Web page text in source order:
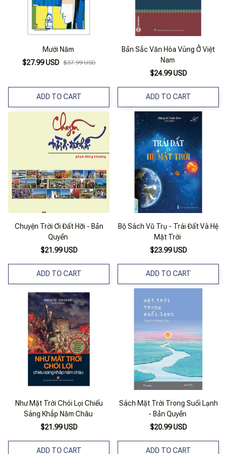
Mười Năm
$27.99 USD $37.99 USD
ADD TO CART
Bản Sắc Văn Hóa Vùng Ở Việt
Nam
$24.99 USD
ADD TO CART
Chuyện Trời Ơi Đất Hỡi - Bản
Quyền
$21.99 USD
ADD TO CART
Bộ Sách Vũ Trụ - Trái Đất Và Hệ
Mặt Trời
$23.99 USD
ADD TO CART
Như Mặt Trời Chói Lọi Chiếu
Sáng Khắp Năm Châu
$21.99 USD
ADD TO CART
Sách Mặt Trời Trong Suối Lạnh
- Bản Quyền
$20.99 USD
ADD TO CART